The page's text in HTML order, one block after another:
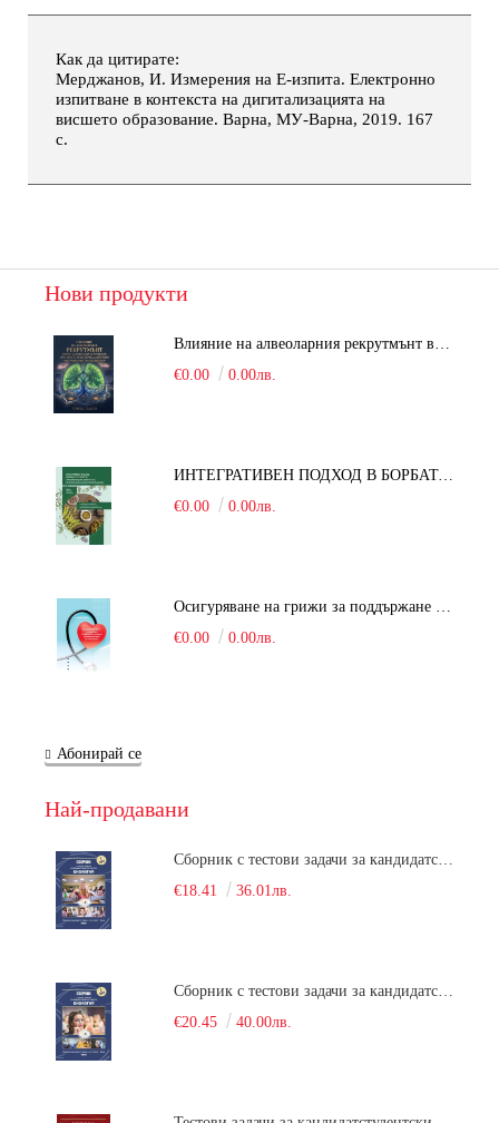
Как да цитирате:
Мерджанов, И. Измерения на Е-изпита. Електронно
изпитване в контекста на дигитализацията на
висшето образование. Варна, МУ-Варна, 2019. 167
с.
Нови продукти
€0.00
0.00лв.
ИНТЕГРАТИВЕН ПОДХОД В БОРБАТА С COVID-19: От патогенезата на Sars-Cov-2 до фитомедицината и етноботаниката. Антивирусна активност и терапевтичен потенциал на българските лечебни растения
€0.00
0.00лв.
€0.00
0.00лв.
Абонирай се
Най-продавани
€18.41
36.01лв.
€20.45
40.00лв.